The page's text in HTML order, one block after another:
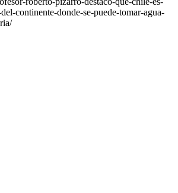
continente-donde-se-puede-tomar-agua-